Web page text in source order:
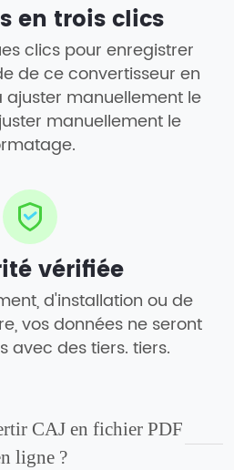
en trois clics
clics pour enregistrer
de ce convertisseur en
ajuster manuellement le
manuellement le
vérifiée
d'installation ou de
vos données ne seront
avec des tiers. tiers.
CAJ en fichier PDF
ligne ?